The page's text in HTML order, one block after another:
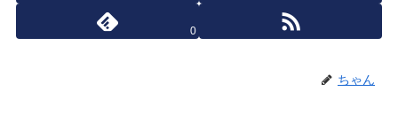
0
ちゃん